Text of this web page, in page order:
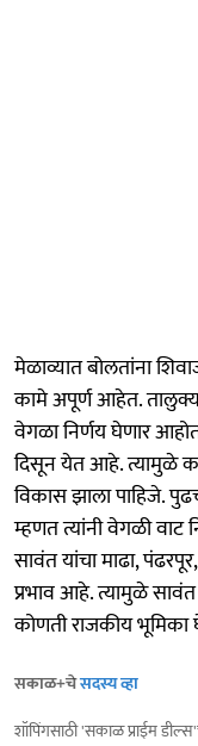
मेळाव्यात बोलतांना
कामे अपूर्ण आहेत.
वेगळा निर्णय घेणार
दिसून येत आहे. त्यामुळे
विकास झाला पाहिजे.
म्हणत त्यांनी वेगळी
सावंत यांचा माढा,
प्रभाव आहे. त्यामुळे
कोणती राजकीय
सकाळ+चेसदस्य व्हा
शॉपिंगसाठी 'सकाळ प्राईम